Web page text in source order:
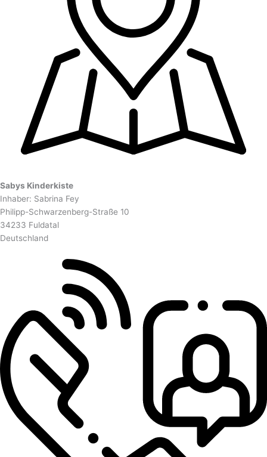
Sabys Kinderkiste
Inhaber: Sabrina Fey
Philipp-Schwarzenberg-Straße 10
34233 Fuldatal
Deutschland